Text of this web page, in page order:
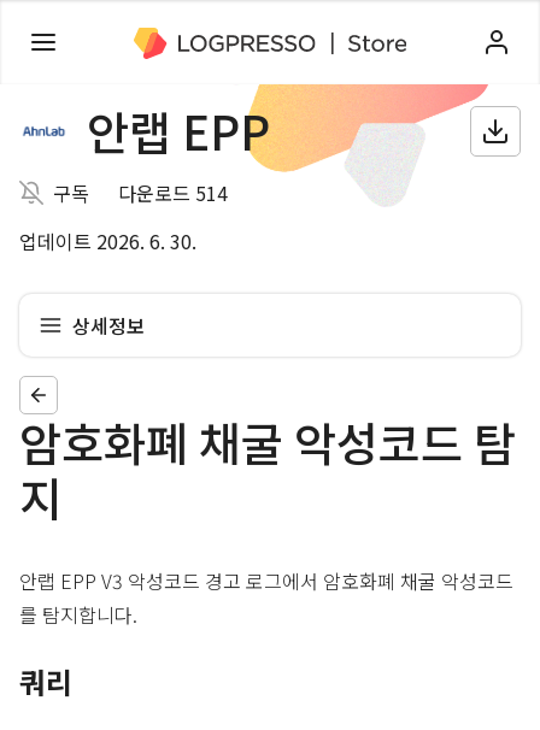
안랩 EPP
구독
다운로드 514
업데이트 2026. 6. 30.
상세정보
암호화폐 채굴 악성코드 탐
지
안랩 EPP V3 악성코드 경고 로그에서 암호화폐 채굴 악성코드
를 탐지합니다.
쿼리